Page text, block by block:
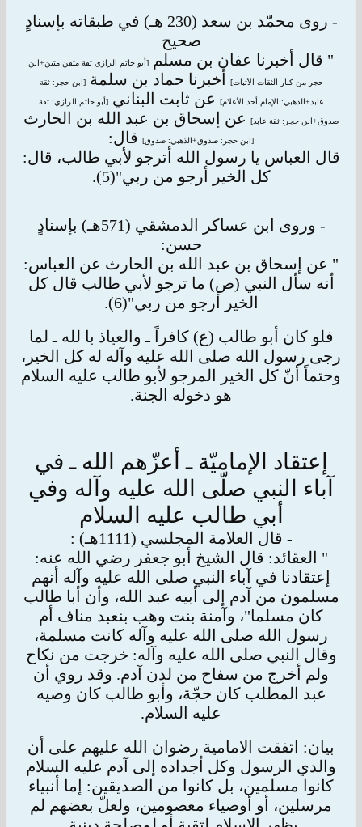
- روى محمّد بن سعد (230 هـ) في طبقاته بإسنادٍ
صحيح
" قال أخبرنا عفان بن مسلم
[أبو حاتم الرازي ثقة متقن متين+ابن
حجر من كبار الثقات الأثبات] أخبرنا حماد بن سلمة[ابن حجر: ثقة
عابد+الذهبي: الإمام أحد الأعلام] عن ثابت البناني[أبو حاتم الرازي: ثقة
صدوق+ابن حجر: ثقة عابد] عن إسحاق بن عبد الله بن الحارث
[ابن حجر: صدوق+الذهبي: صدوق]
قال:
قال العباس يا رسول الله أترجو لأبي طالب، قال:
كل الخير أرجو من ربي"(5).
- وروى ابن عساكر الدمشقي (571هـ) بإسنادٍ
حسن:
" عن إسحاق بن عبد الله بن الحارث عن العباس:
أنه سأل النبي (ص) ما ترجو لأبي طالب قال كل
الخير أرجو من ربي"(6).
فلو كان أبو طالب (ع) كافراً ـ والعياذ با لله ـ لما
رجى رسول الله صلى الله عليه وآله له كل الخير،
وحتماً أنّ كل الخير المرجو لأبو طالب عليه السلام
هو دخوله الجنة.
إعتقاد الإماميّة ـ أعزّهم الله ـ في
آباء النبي صلّى الله عليه وآله وفي
أبي طالب عليه السلام
- قال العلامة المجلسي (1111هـ) :
" العقائد: قال الشيخ أبو جعفر رضي الله عنه:
إعتقادنا في آباء النبي صلى الله عليه وآله أنهم
مسلمون من آدم إلى أبيه عبد الله، وأن أبا طالب
كان مسلما"، وآمنة بنت وهب بنعبد مناف أم
رسول الله صلى الله عليه وآله كانت مسلمة،
وقال النبي صلى الله عليه وآله: خرجت من نكاح
ولم أخرج من سفاح من لدن آدم. وقد روي أن
عبد المطلب كان حجّة، وأبو طالب كان وصيه
عليه السلام.
بيان: اتفقت الامامية رضوان الله عليهم على أن
والدي الرسول وكل أجداده إلى آدم عليه السلام
كانوا مسلمين، بل كانوا من الصديقين: إما أنبياء
مرسلين، أو أوصياء معصومين، ولعلّ بعضهم لم